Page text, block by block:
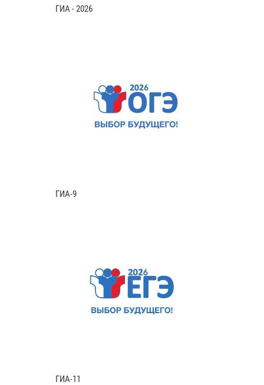
ГИА - 2026
ГИА-9
ГИА-11